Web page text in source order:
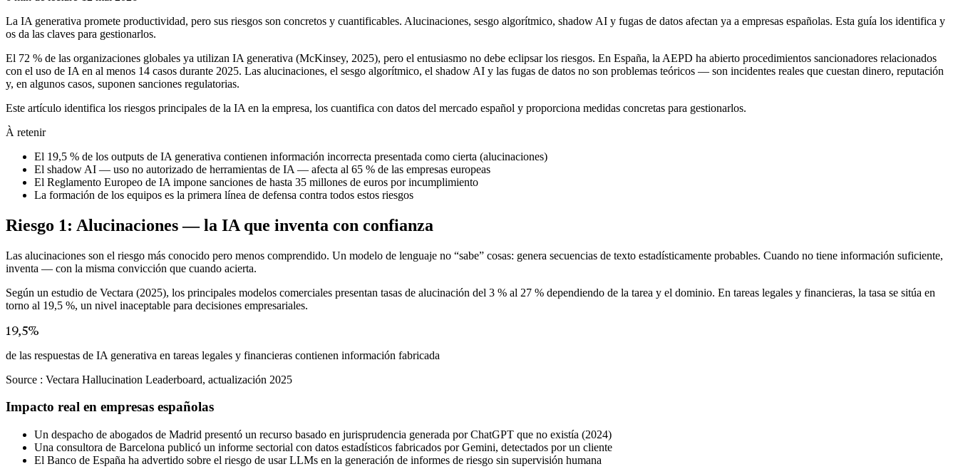
La IA generativa promete productividad, pero sus riesgos son concretos y cuantificables. Alucinaciones, sesgo algorítmico, shadow AI y fugas de datos afectan ya a empresas españolas. Esta guía los identifica y
os da las claves para gestionarlos.
El 72 % de las organizaciones globales ya utilizan IA generativa (McKinsey, 2025), pero el entusiasmo no debe eclipsar los riesgos. En España, la AEPD ha abierto procedimientos sancionadores relacionados
con el uso de IA en al menos 14 casos durante 2025. Las alucinaciones, el sesgo algorítmico, el shadow AI y las fugas de datos no son problemas teóricos — son incidentes reales que cuestan dinero, reputación
y, en algunos casos, suponen sanciones regulatorias.
Este artículo identifica los riesgos principales de la IA en la empresa, los cuantifica con datos del mercado español y proporciona medidas concretas para gestionarlos.
À retenir
El 19,5 % de los outputs de IA generativa contienen información incorrecta presentada como cierta (alucinaciones)
El shadow AI — uso no autorizado de herramientas de IA — afecta al 65 % de las empresas europeas
El Reglamento Europeo de IA impone sanciones de hasta 35 millones de euros por incumplimiento
La formación de los equipos es la primera línea de defensa contra todos estos riesgos
Riesgo 1: Alucinaciones — la IA que inventa con confianza
Las alucinaciones son el riesgo más conocido pero menos comprendido. Un modelo de lenguaje no “sabe” cosas: genera secuencias de texto estadísticamente probables. Cuando no tiene información suficiente,
inventa — con la misma convicción que cuando acierta.
Según un estudio de Vectara (2025), los principales modelos comerciales presentan tasas de alucinación del 3 % al 27 % dependiendo de la tarea y el dominio. En tareas legales y financieras, la tasa se sitúa en
torno al 19,5 %, un nivel inaceptable para decisiones empresariales.
19,5%
de las respuestas de IA generativa en tareas legales y financieras contienen información fabricada
Source : Vectara Hallucination Leaderboard, actualización 2025
Impacto real en empresas españolas
Un despacho de abogados de Madrid presentó un recurso basado en jurisprudencia generada por ChatGPT que no existía (2024)
Una consultora de Barcelona publicó un informe sectorial con datos estadísticos fabricados por Gemini, detectados por un cliente
El Banco de España ha advertido sobre el riesgo de usar LLMs en la generación de informes de riesgo sin supervisión humana